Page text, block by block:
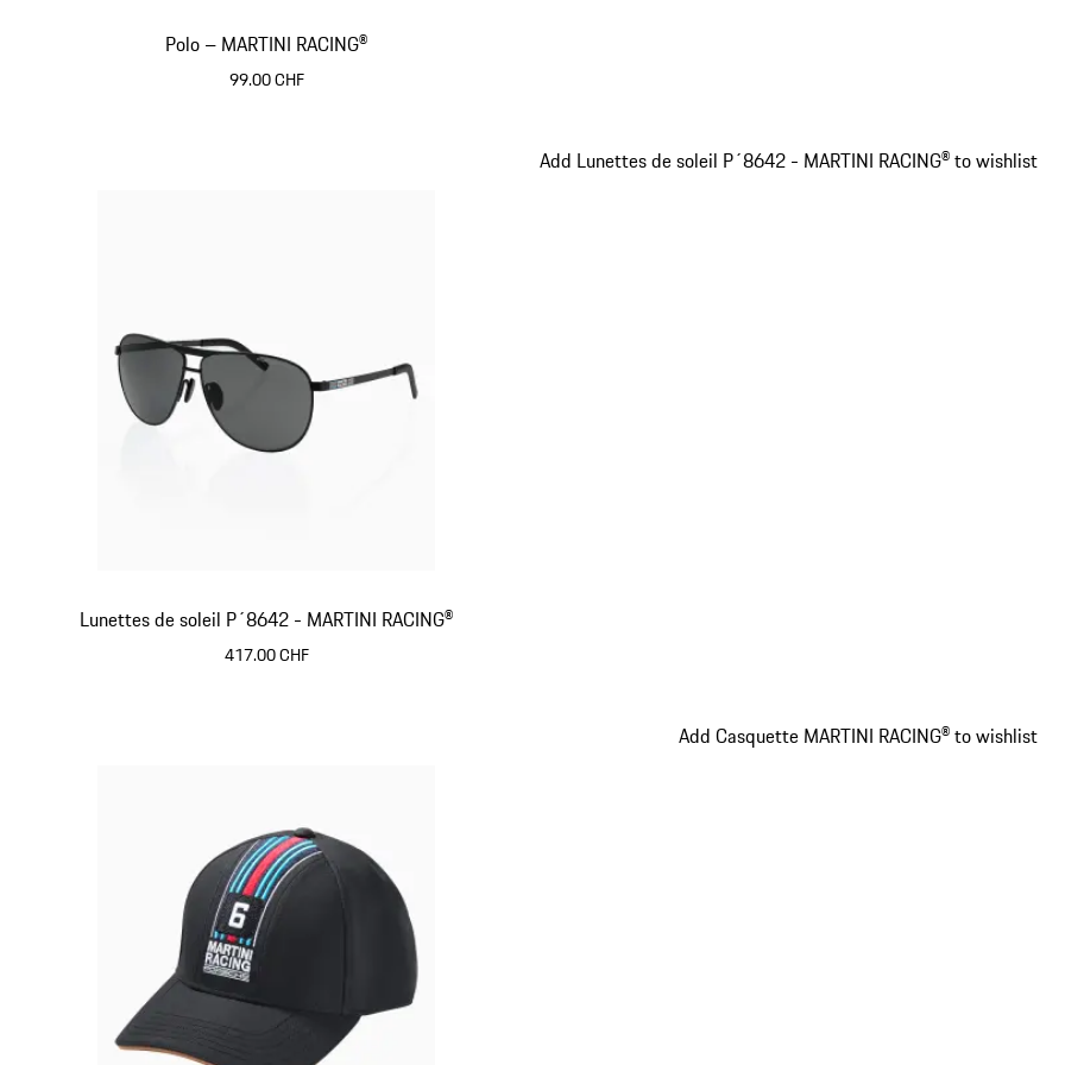
Polo – MARTINI RACING®
99.00 CHF
Lunettes de soleil P´8642 - MARTINI RACING®
417.00 CHF
Add Lunettes de soleil P´8642 - MARTINI RACING® to wishlist
Add Casquette MARTINI RACING® to wishlist